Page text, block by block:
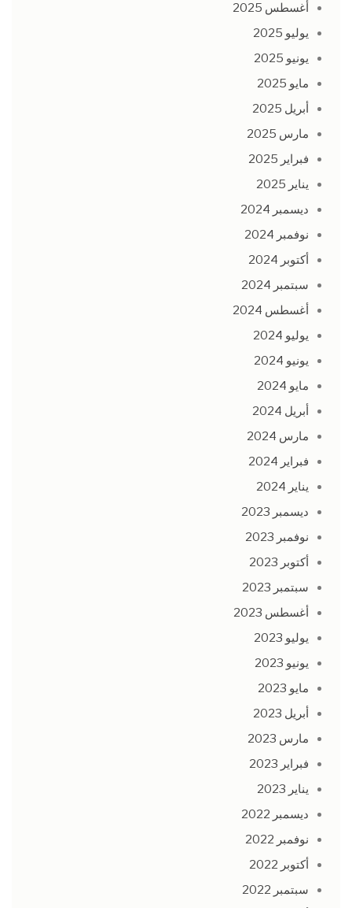
أغسطس 2025
يوليو 2025
يونيو 2025
مايو 2025
أبريل 2025
مارس 2025
فبراير 2025
يناير 2025
ديسمبر 2024
نوفمبر 2024
أكتوبر 2024
سبتمبر 2024
أغسطس 2024
يوليو 2024
يونيو 2024
مايو 2024
أبريل 2024
مارس 2024
فبراير 2024
يناير 2024
ديسمبر 2023
نوفمبر 2023
أكتوبر 2023
سبتمبر 2023
أغسطس 2023
يوليو 2023
يونيو 2023
مايو 2023
أبريل 2023
مارس 2023
فبراير 2023
يناير 2023
ديسمبر 2022
نوفمبر 2022
أكتوبر 2022
سبتمبر 2022